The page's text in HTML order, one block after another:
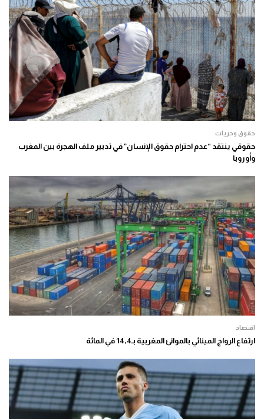
حقوق وحريات
حقوقي ينتقد “عدم احترام حقوق الإنسان” في تدبير ملف الهجرة بين المغرب
وأوروبا
اقتصاد
ارتفاع الرواج المينائي بالموانئ المغربية بـ14,4 في المائة